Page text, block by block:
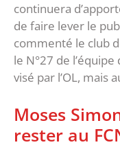
continuera
de faire lever le
commenté le club
le N°27 de l’équipe
visé par l’OL, mais
Moses
rester au